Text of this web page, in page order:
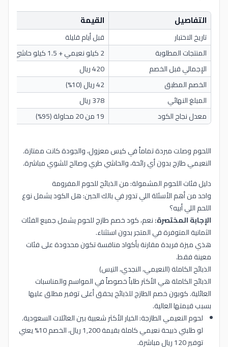
التفاصيل القيمة
تاريخ الاختبار
قبل أيام قليلة
المنتجات المطلوبة
2 كيلو نعيمي + 1.5 كيلو حاشي
الإجمالي قبل الخصم
420 ريال
الخصم المطبق
42 ريال (10%)
المبلغ النهائي
378 ريال
معدل نجاح الكود
19 من 20 محاولة (95%)
اللحوم وصلت مبردة تماماً في كيس معزول، والجودة كانت ممتازة.
النعيمي طازج بدون أي رائحة، والحاشي طري وصالح للشوي مباشرة.
دليل فئات اللحوم المشمولة: من الذبائح للحوم المفرومة
واحد من أهم الأسئلة اللي تدور في بالك الحين: هل الكود يشمل نوع
اللحم اللي أبيه؟
الإجابة المختصرة:نعم، كود خصم طازج للحوم يشمل جميع الفئات
الثمانية المتوفرة في المتجر بدون استثناء.
هذي ميزة فريدة مقارنة بأكواد منافسة تكون محدودة على فئات
معينة فقط.
الذبائح الكاملة (النعيمي، النجدي، التيس)
الذبائح الكاملة هي الأكثر طلباً خصوصاً في المواسم والمناسبات
العائلية. كوبون خصم الطازج للذبائح يحقق أعلى توفير مطلق عليها
بسبب قيمتها العالية.
لحوم النعيمي الطازجة: الخيار الأكثر شعبية بين العائلات السعودية.
لو طلبتي ذبيحة نعيمي كاملة بقيمة 1,200 ريال، الخصم 10% يعني
توفير 120 ريال مباشرة.